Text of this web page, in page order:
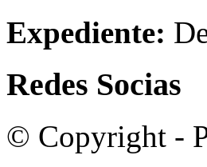
Expediente:
Redes Socias
© Copyright -